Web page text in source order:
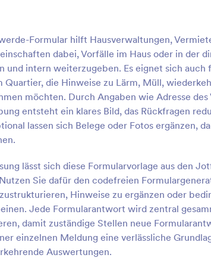
Formular hilft Hausverwaltungen,
dabei, Vorfälle im Haus oder in der
und intern weiterzugeben. Es eignet sich
Quartier, die Hinweise zu Lärm, Müll,
möchten. Durch Angaben wie Adresse
entsteht ein klares Bild, das Rückfragen
lassen sich Belege oder Fotos ergänzen,
lässt sich diese Formularvorlage aus den
Sie dafür den codefreien
Hinweise zu ergänzen oder
Jede Formularantwort wird zentral
damit zuständige Stellen neue
einzelnen Meldung eine verlässliche
Auswertungen.
Verstoßbeschwerde Formular
Dokumentieren Sie Meldungen zu
unterstützen Sie Organisationen dabei,
Hinweise inklusive Nachweisen zu
sammeln, anonym zu ermöglichen und
intern geordnet weiterzubearbeiten.
Go to Category:
Beschwerdeformulare
Vorlage verwenden